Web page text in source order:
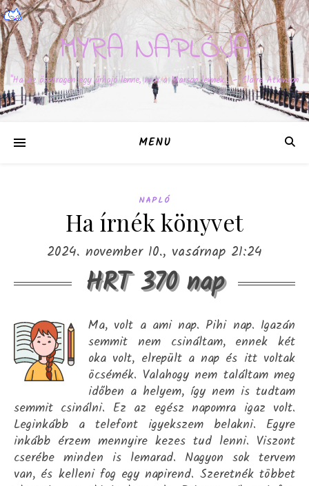
MYRA NAPLÓJA
"Ha az ösztrogén egy űrhajó lenne, már a Marson lennék." – Claire Atkinson
MENU
NAPLÓ
Ha írnék könyvet
2024. november 10., vasárnap 21:24
HRT 370 nap
Ma, volt a ami nap. Pihi nap. Igazán
semmit nem csináltam, ennek két
oka volt, elrepült a nap és itt voltak
öcsémék. Valahogy nem találtam meg
időben a helyem, így nem is tudtam
semmit csinálni. Ez az egész napomra igaz volt.
Leginkább a telefont igyekszem belakni. Egyre
inkább érzem mennyire kezes tud lenni. Viszont
cserébe minden is lemarad. Nagyon sok tervem
van, és kelleni fog egy napirend. Szeretnék többet